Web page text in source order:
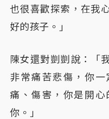
也很喜歡探索，在我
好的孩子。」
陳女還對剴剴說：「
非常痛苦悲傷，你
痛、傷害，你是開
你。」